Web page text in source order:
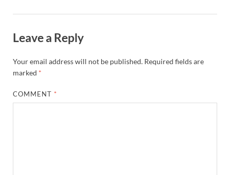
Leave a Reply
Your email address will not be published. Required fields are
marked *
COMMENT *